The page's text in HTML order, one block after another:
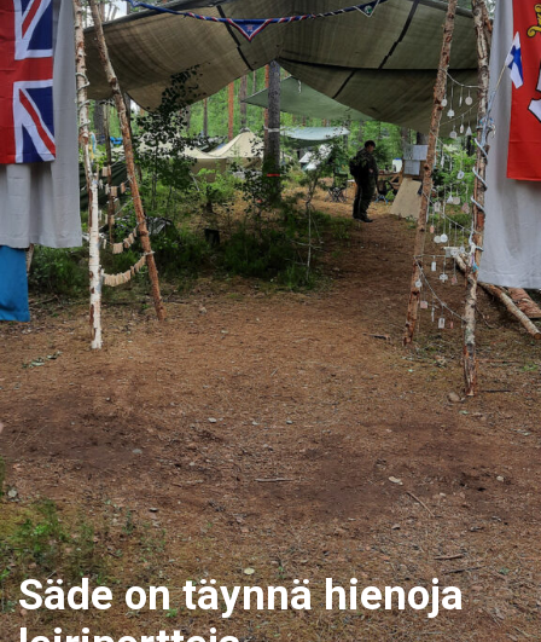
Säde on täynnä hienoja